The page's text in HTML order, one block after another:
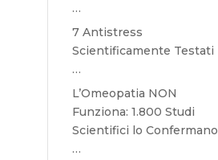
…
7 Antistress
Scientificamente Testati
…
L’Omeopatia NON
Funziona: 1.800 Studi
Scientifici lo Confermano
…